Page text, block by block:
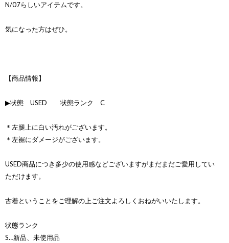
N/07らしいアイテムです。
気になった方はぜひ。
【商品情報】
▶状態 USED 状態ランク C
＊左腿上に白い汚れがございます。
＊左裾にダメージがございます。
USED商品につき多少の使用感などございますがまだまだご愛用してい
ただけます。
古着ということをご理解の上ご注文よろしくおねがいいたします。
状態ランク
S…新品、未使用品